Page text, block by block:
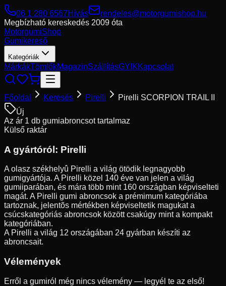
06 1 280 6567Hívás
rendeles@motorgumishop.hu
Megbízható kereskedés 2009 óta
MotorgumiShop
Gumikereső
Kategóriák
MárkákTömlőkMagazinSzállításGYIKKapcsolat
Főoldal Keresés Pirelli
Pirelli SCORPION TRAIL II
Új
Az ár 1 db gumiabroncsot tartalmaz
Külső raktár
A gyártóról: Pirelli
A olasz székhelyû Pirelli a világ ötödik legnagyobb
gumigyártója. A Pirelli közel 140 éve van jelen a világ
gumiiparában, és mára több mint 160 országban képviselteti
magát. A Pirelli gumi abroncsok a prémimum kategóriába
tartoznak, jelentõs mértékben képviseltetik magukat a
csúcskategóriás abroncsok között csakúgy mint a kompakt
kategóriában.
A Pirelli a világ 12 országában 24 gyárban készíti az
abroncsait.
Vélemények
Erről a gumiról még nincs vélemény — legyél te az első!